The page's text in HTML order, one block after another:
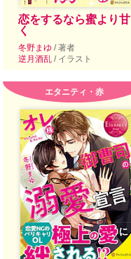
恋をするなら蜜より甘
く
冬野まゆ / 著者
逆月酒乱 / イラスト
エタニティ・赤